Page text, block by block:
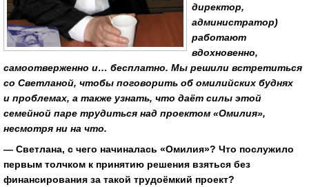
директор,
администратор)
работают
вдохновенно,
самоотверженно и… бесплатно. Мы решили встретиться
со Светланой, чтобы поговорить об омилийских буднях
и проблемах, а также узнать, что даёт силы этой
семейной паре трудиться над проектом «Омилия»,
несмотря ни на что.
— Светлана, с чего начиналась «Омилия»? Что послужило
первым толчком к принятию решения взяться без
финансирования за такой трудоёмкий проект?